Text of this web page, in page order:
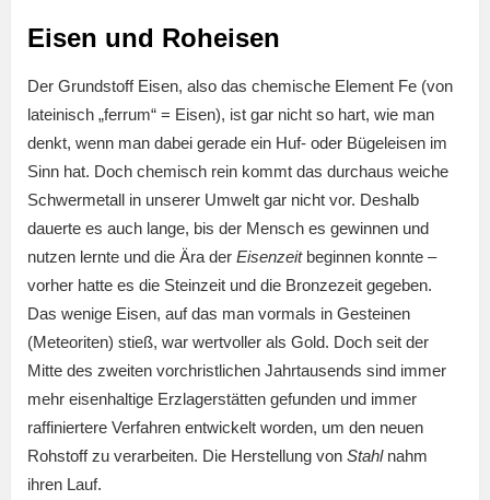
Eisen und Roheisen
Der Grundstoff Eisen, also das chemische Element Fe (von
lateinisch „ferrum“ = Eisen), ist gar nicht so hart, wie man
denkt, wenn man dabei gerade ein Huf- oder Bügeleisen im
Sinn hat. Doch chemisch rein kommt das durchaus weiche
Schwermetall in unserer Umwelt gar nicht vor. Deshalb
dauerte es auch lange, bis der Mensch es gewinnen und
nutzen lernte und die Ära der Eisenzeitbeginnen konnte –
vorher hatte es die Steinzeit und die Bronzezeit gegeben.
Das wenige Eisen, auf das man vormals in Gesteinen
(Meteoriten) stieß, war wertvoller als Gold. Doch seit der
Mitte des zweiten vorchristlichen Jahrtausends sind immer
mehr eisenhaltige Erzlagerstätten gefunden und immer
raffiniertere Verfahren entwickelt worden, um den neuen
Rohstoff zu verarbeiten. Die Herstellung von Stahlnahm
ihren Lauf.